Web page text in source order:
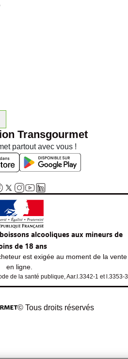
Transgourmet
partout avec vous !
alcooliques aux mineurs de
de 18 ans
est exigée au moment de la vente
en ligne.
de la santé publique, Aar.l.3342-1 et l.3353-3
© Tous droits réservés